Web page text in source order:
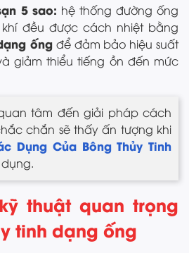
5 sao: hệ thống đường ống
đều được cách nhiệt bằng
ống để đảm bảo hiệu suất
giảm thiểu tiếng ồn đến mức
tâm đến giải pháp cách
chắn sẽ thấy ấn tượng khi
Dụng Của Bông Thủy Tinh
thuật quan trọng
tinh dạng ống